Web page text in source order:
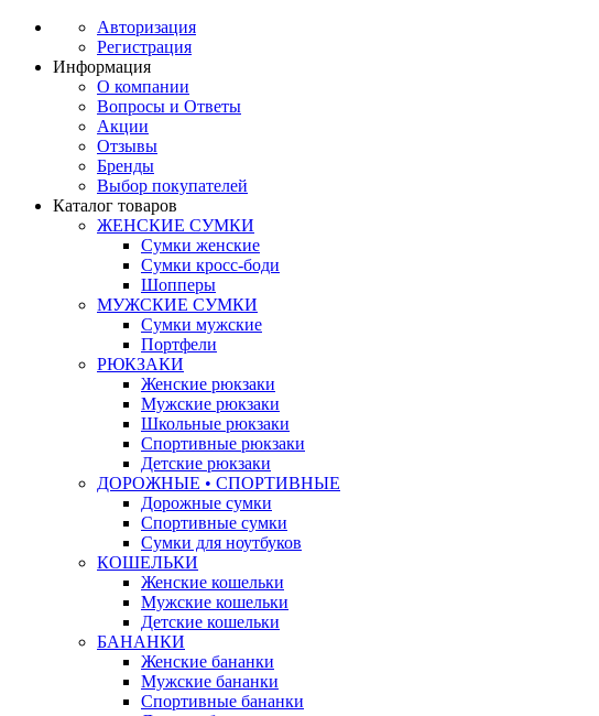
Авторизация
Регистрация
Информация
О компании
Вопросы и Ответы
Акции
Отзывы
Бренды
Выбор покупателей
Каталог товаров
ЖЕНСКИЕ СУМКИ
Сумки женские
Сумки кросс-боди
Шопперы
МУЖСКИЕ СУМКИ
Сумки мужские
Портфели
РЮКЗАКИ
Женские рюкзаки
Мужские рюкзаки
Школьные рюкзаки
Спортивные рюкзаки
Детские рюкзаки
ДОРОЖНЫЕ • СПОРТИВНЫЕ
Дорожные сумки
Спортивные сумки
Сумки для ноутбуков
КОШЕЛЬКИ
Женские кошельки
Мужские кошельки
Детские кошельки
БАНАНКИ
Женские бананки
Мужские бананки
Спортивные бананки